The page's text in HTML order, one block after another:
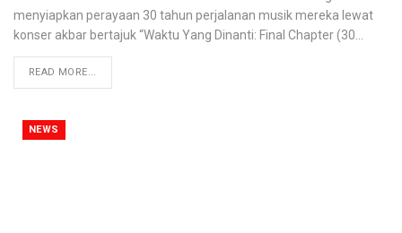
menyiapkan perayaan 30 tahun perjalanan musik mereka lewat
konser akbar bertajuk “Waktu Yang Dinanti: Final Chapter (30
READ MORE...
NEWS